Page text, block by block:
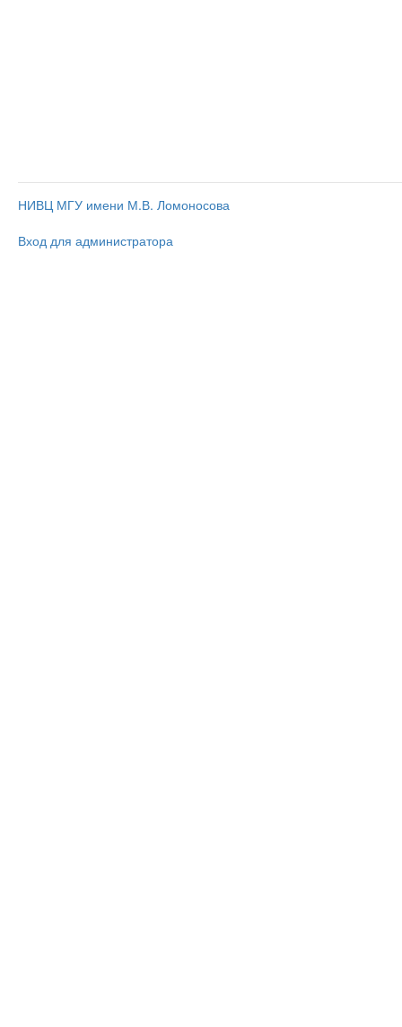
НИВЦ МГУ имени М.В. Ломоносова
Вход для администратора